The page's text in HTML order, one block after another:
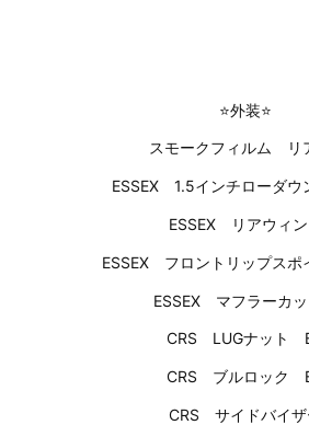
⭐外装⭐
スモークフィルム リ
ESSEX 1.5インチローダウ
ESSEX リアウィ
ESSEX フロントリップスポ
ESSEX マフラーカ
CRS LUGナット
CRS ブルロック
CRS サイドバイザ